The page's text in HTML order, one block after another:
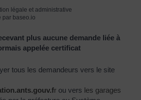
légale et administrative
par baseo.io
plus aucune demande liée à
appelée certificat
tous les demandeurs vers le site
r ou vers les garages